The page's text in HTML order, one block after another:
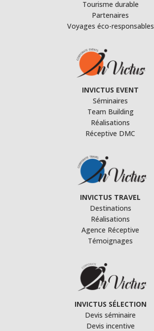
Tourisme durable
Partenaires
Voyages éco-responsables
INVICTUS EVENT
Séminaires
Team Building
Réalisations
Réceptive DMC
INVICTUS TRAVEL
Destinations
Réalisations
Agence Réceptive
Témoignages
INVICTUS SÉLECTION
Devis séminaire
Devis incentive